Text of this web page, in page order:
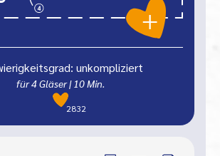
unkompliziert
für 4 Gläser| 10Min.
2832